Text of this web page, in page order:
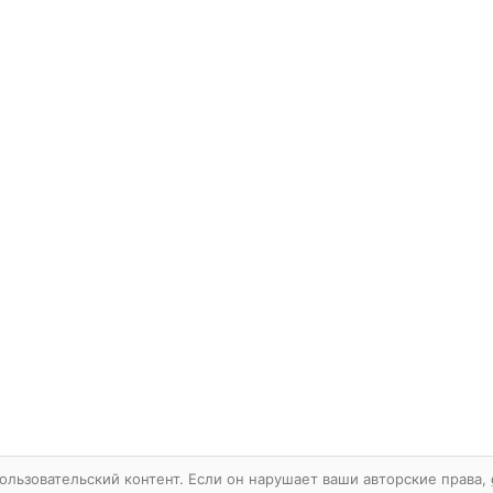
контент. Если он нарушает ваши авторские права,